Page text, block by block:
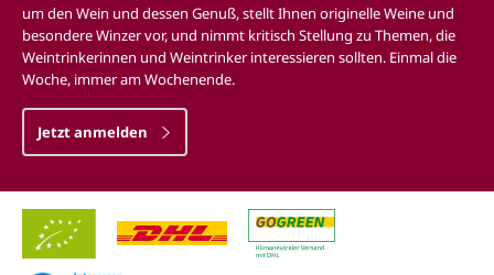
um den Wein und dessen Genuß, stellt Ihnen originelle Weine und
besondere Winzer vor, und nimmt kritisch Stellung zu Themen, die
Weintrinkerinnen und Weintrinker interessieren sollten. Einmal die
Woche, immer am Wochenende.
Jetzt anmelden